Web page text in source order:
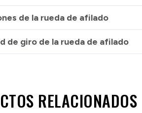
de la rueda de afilado
de giro de la rueda de afilado
RELACIONADOS